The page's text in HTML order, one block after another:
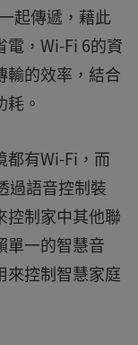
起傳遞，藉此
電，Wi-Fi 6的資
輸的效率，結合
。
都有Wi-Fi，而
過語音控制裝
控制家中其他聯
單一的智慧音
來控制智慧家庭